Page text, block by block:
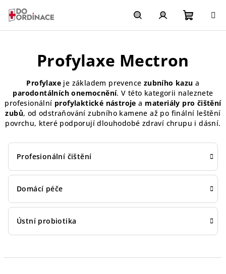
obsah
HledatPřihlášení
košík
Profylaxe Mectron
Profylaxe je základem prevence zubního kazu a
parodontálních onemocnění. V této kategorii naleznete
profesionální profylaktické nástroje a materiály pro čištění
zubů, od odstraňování zubního kamene až po finální leštění
povrchu, které podporují dlouhodobé zdraví chrupu i dásní.
Profesionální čištění
Domácí péče
Ústní probiotika